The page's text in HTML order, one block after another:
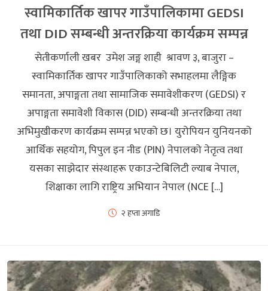
स्वामिकार्तिक खापर गाउँपालिकामा GEDSI
तथा DID सम्बन्धी अन्तरक्रिया कार्यक्रम सम्पन्न
सेतीकर्णाली खबर उमेश जङ्ग शाही श्रावण ३, बाजुरा –
स्वामिकार्तिक खापर गाउँपालिकाको सभाहलमा लैङ्गिक
समानता, अपाङ्गता तथा सामाजिक समावेशीकरण (GEDSI) र
अपाङ्गता समावेशी विकास (DID) सम्बन्धी अन्तरक्रिया तथा
अभिमुखीकरण कार्यक्रम सम्पन्न भएको छ। युरोपियन युनियनको
आर्थिक सहयोग, पिपुल इन नीड (PIN) नेपालको नेतृत्व तथा
यसका साझेदार संस्थाहरू एकाउन्टेबिलिटी ल्याब नेपाल,
शिक्षाका लागि राष्ट्रिय अभियान नेपाल (NCE […]
२ हप्ता अगाडि